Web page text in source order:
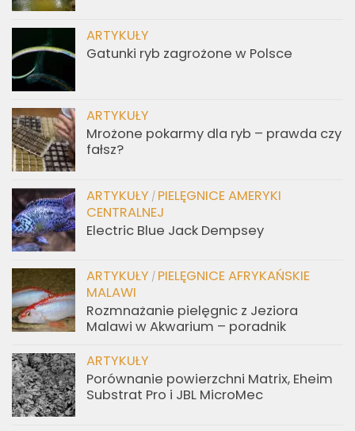
ARTYKUŁY
Gatunki ryb zagrożone w Polsce
ARTYKUŁY
Mrożone pokarmy dla ryb – prawda czy
fałsz?
ARTYKUŁY / PIELĘGNICE AMERYKI
CENTRALNEJ
Electric Blue Jack Dempsey
ARTYKUŁY / PIELĘGNICE AFRYKAŃSKIE
MALAWI
Rozmnażanie pielęgnic z Jeziora
Malawi w Akwarium – poradnik
ARTYKUŁY
Porównanie powierzchni Matrix, Eheim
Substrat Pro i JBL MicroMec